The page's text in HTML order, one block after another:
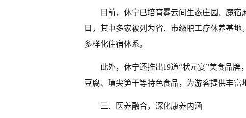
目前，休宁已培育雾云间生态庄园、魔
目，其中多家被列为省、市级职工疗休养基
多样化住宿体系。
此外，休宁还推出19道“状元宴”美食品
豆腐、璜尖笋干等特色食品，为游客提供丰富
三、医养融合，深化康养内涵